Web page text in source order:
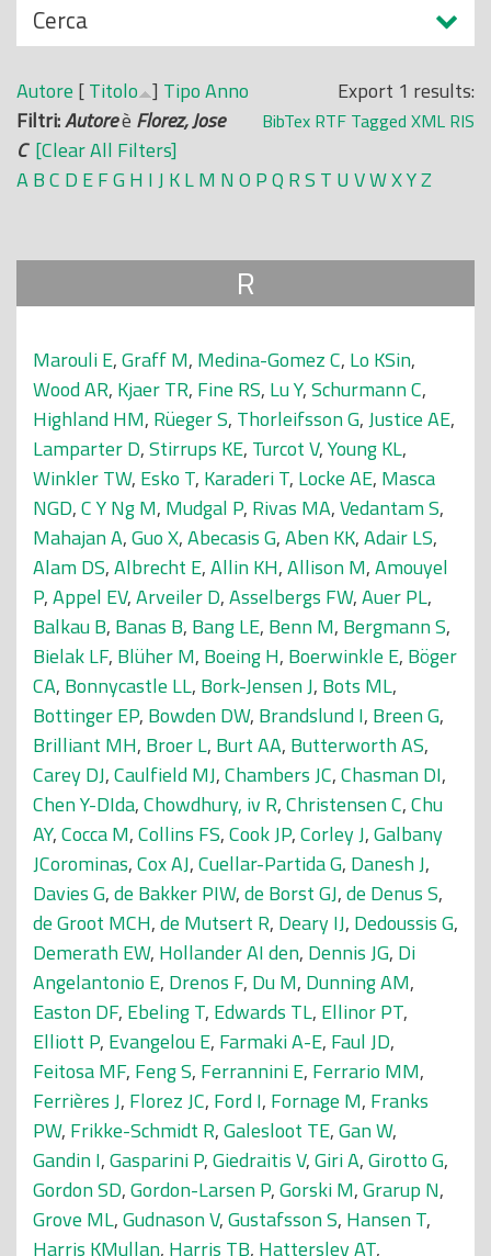
N
a
s
c
o
n
d
Cerca
Export 1 results:
BibTex RTF Tagged XML RIS
Autore [Titolo ] TipoAnno
Filtri:Autoreè Florez, Jose
C [Clear All Filters]
ABC D EFG H IJ KLM N O PQ RS T U VWXYZ
R
Marouli E,Graff M, Medina-Gomez C, Lo KSin,
Wood AR, Kjaer TR, Fine RS, Lu Y,Schurmann C,
Highland HM, Rüeger S, Thorleifsson G,Justice AE,
Lamparter D,Stirrups KE, Turcot V,Young KL,
Winkler TW, Esko T, Karaderi T, Locke AE, Masca
NGD,C Y Ng M, Mudgal P, Rivas MA,Vedantam S,
Mahajan A,Guo X,Abecasis G,Aben KK,Adair LS,
Alam DS,Albrecht E,Allin KH,Allison M,Amouyel
P,Appel EV,Arveiler D,Asselbergs FW,Auer PL,
Balkau B, Banas B, Bang LE, Benn M, Bergmann S,
Bielak LF, Blüher M, Boeing H, Boerwinkle E, Böger
CA, Bonnycastle LL, Bork-Jensen J, Bots ML,
Bottinger EP, Bowden DW, Brandslund I, Breen G,
Brilliant MH, Broer L, Burt AA, Butterworth AS,
Carey DJ,Caulfield MJ,Chambers JC,Chasman DI,
Chen Y-DIda,Chowdhury, iv R,Christensen C,Chu
AY,Cocca M,Collins FS,Cook JP,Corley J,Galbany
JCorominas,Cox AJ,Cuellar-Partida G, Danesh J,
Davies G,de Bakker PIW,de Borst GJ,de Denus S,
de Groot MCH,de Mutsert R, Deary IJ, Dedoussis G,
Demerath EW, Hollander AI den, Dennis JG, Di
Angelantonio E, Drenos F, Du M, Dunning AM,
Easton DF, Ebeling T, Edwards TL, Ellinor PT,
Elliott P, Evangelou E, Farmaki A-E, Faul JD,
Feitosa MF, Feng S, Ferrannini E, Ferrario MM,
Ferrières J, Florez JC, Ford I, Fornage M, Franks
PW, Frikke-Schmidt R,Galesloot TE,Gan W,
Gandin I,Gasparini P,Giedraitis V,Giri A,Girotto G,
Gordon SD,Gordon-Larsen P,Gorski M,Grarup N,
Grove ML,Gudnason V,Gustafsson S, Hansen T,
Harris KMullan, Harris TB, Hattersley AT,